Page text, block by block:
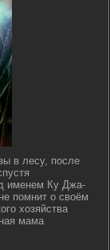
в лесу, после
именем Ку Джа-
помнит о своём
хозяйства
мама